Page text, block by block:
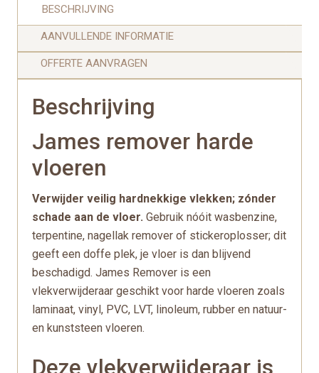
BESCHRIJVING
AANVULLENDE INFORMATIE
OFFERTE AANVRAGEN
Beschrijving
James remover harde
vloeren
Verwijder veilig hardnekkige vlekken; zónder
schade aan de vloer. Gebruik nóóit wasbenzine,
terpentine, nagellak remover of stickeroplosser; dit
geeft een doffe plek, je vloer is dan blijvend
beschadigd. James Remover is een
vlekverwijderaar geschikt voor harde vloeren zoals
laminaat, vinyl, PVC, LVT, linoleum, rubber en natuur-
en kunststeen vloeren.